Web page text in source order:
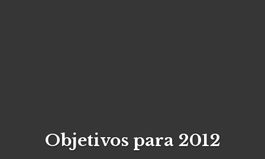
Objetivos para 2012